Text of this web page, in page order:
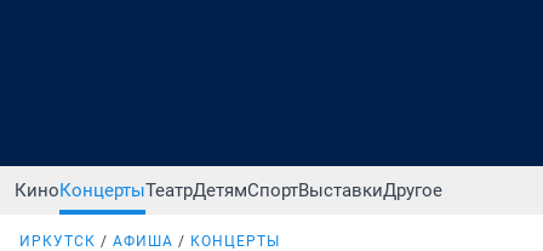
КиноКонцертыТеатрДетямСпортВыставкиДругое
ИРКУТСК АФИША КОНЦЕРТЫ